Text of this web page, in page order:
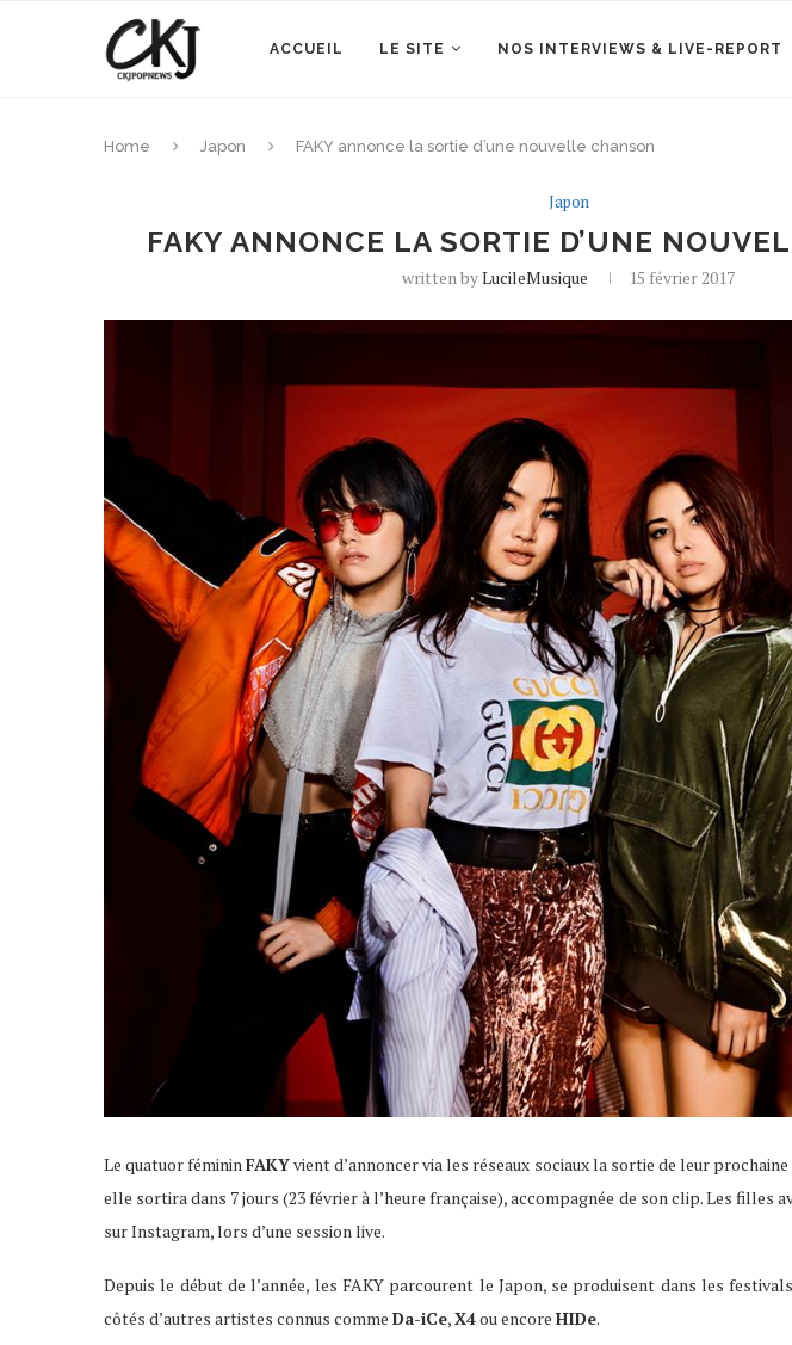
ACCUEIL LE SITE NOS INTERVIEWS & LIVE-REPORT
Home Japon FAKY annonce la sortie d’une nouvelle chanson
Japon
FAKY ANNONCE LA SORTIE D’UNE
written byLucileMusique 15 février 2017
Le quatuor fémininFAKYvient d’annoncer via les réseaux sociaux la sortie de leur prochaine
elle sortira dans 7 jours (23 février à l’heure française), accompagnée de son clip. Les filles
sur Instagram, lors d’une session live.
Depuis le début de l’année, les FAKY parcourent le Japon, se produisent dans les
côtés d’autres artistes connus comme Da-iCe,X4ou encore HIDe.